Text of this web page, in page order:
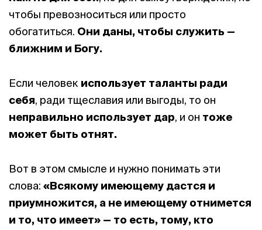
чтобы превозноситься или просто
обогатиться. Они даны, чтобы служить —
ближним и Богу.
Если человек использует таланты ради
себя, ради тщеславия или выгоды, то он
неправильно использует дар, и он тоже
может быть отнят.
Вот в этом смысле и нужно понимать эти
слова: «Всякому имеющему дастся и
приумножится, а не имеющему отнимется
и то, что имеет» — то есть, тому, кто